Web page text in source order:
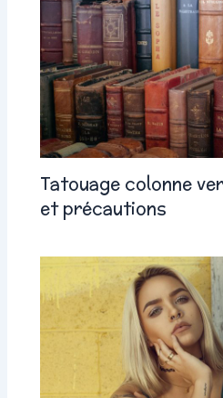
Tatouage colonne
et précautions